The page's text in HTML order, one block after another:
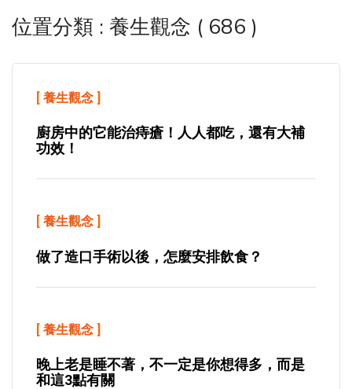
位置分類 : 養生觀念 ( 686 )
[ 養生觀念 ]
廚房中的它能治痔瘡！人人都吃，還有大補
功效！
[ 養生觀念 ]
做了造口手術以後，怎麼安排飲食？
[ 養生觀念 ]
晚上老是睡不著，不一定是你想得多，而是
和這3點有關